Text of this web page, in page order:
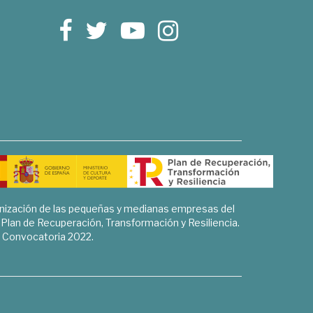
de las pequeñas y medianas empresas del
de Recuperación, Transformación y Resiliencia.
Convocatoria 2022.